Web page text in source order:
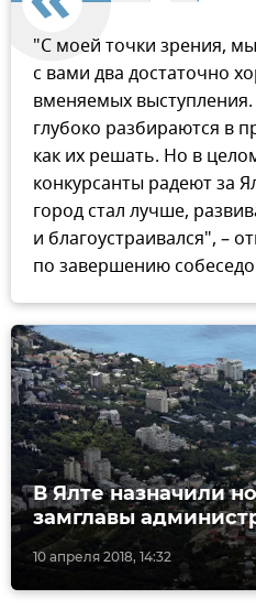
"С моей точки зрения,
с вами два достаточно
вменяемых
глубоко разбираются в
как их решать. Но в
конкурсанты радеют за
город стал лучше,
и благоустраивался", –
по завершению
10 апреля 2018, 14:32
В Ялте назначили
замглавы